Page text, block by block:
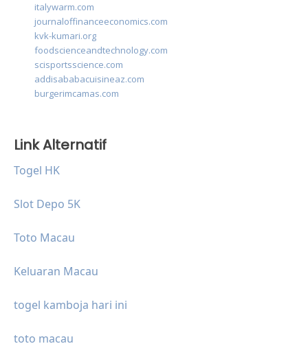
italywarm.com
journaloffinanceeconomics.com
kvk-kumari.org
foodscienceandtechnology.com
scisportsscience.com
addisababacuisineaz.com
burgerimcamas.com
Link Alternatif
Togel HK
Slot Depo 5K
Toto Macau
Keluaran Macau
togel kamboja hari ini
toto macau